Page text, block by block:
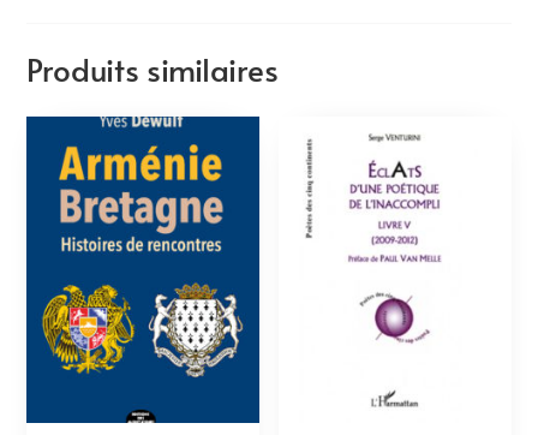
Produits similaires